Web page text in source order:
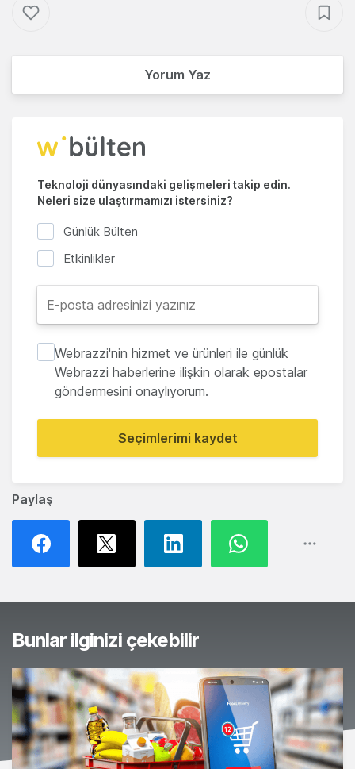
Paylaş
Yorum Yaz
Teknoloji dünyasındaki gelişmeleri takip edin.
Neleri size ulaştırmamızı istersiniz?
Günlük Bülten
Etkinlikler
Webrazzi'nin hizmet ve ürünleri ile günlük
Webrazzi haberlerine ilişkin olarak epostalar
göndermesini onaylıyorum.
Seçimlerimi kaydet
Bunlar ilginizi çekebilir